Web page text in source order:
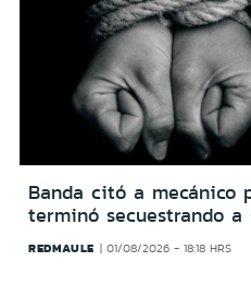
Banda citó a mecánico
terminó secuestrando
REDMAULE 01/08/2026 - 18:18 HRS